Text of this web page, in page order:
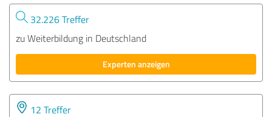
32.226 Treffer
zu Weiterbildung in Deutschland
Experten anzeigen
12 Treffer